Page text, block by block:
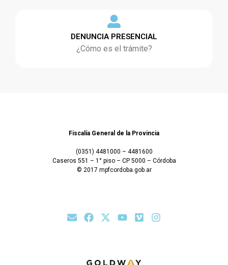
DENUNCIA PRESENCIAL
¿Cómo es el trámite?
Fiscalía General de la Provincia
(0351) 4481000 – 4481600
Caseros 551 – 1° piso – CP 5000 – Córdoba
© 2017 mpfcordoba.gob.ar